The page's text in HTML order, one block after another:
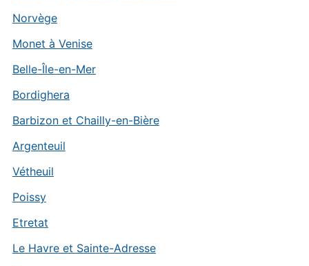
Norvège
Monet à Venise
Belle-Île-en-Mer
Bordighera
Barbizon et Chailly-en-Bière
Argenteuil
Vétheuil
Poissy
Etretat
Le Havre et Sainte-Adresse